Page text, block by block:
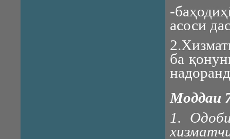
-
асоси
ба
Моддаи
1.